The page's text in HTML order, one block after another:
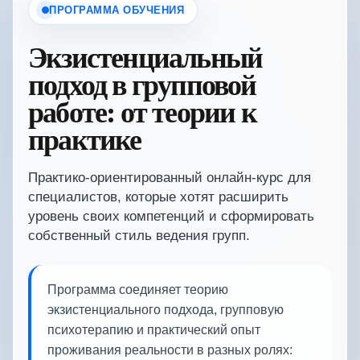
ПРОГРАММА ОБУЧЕНИЯ
Экзистенциальный
подход в групповой
работе: от теории к
практике
Практико-ориентированный онлайн-курс для
специалистов, которые хотят расширить
уровень своих компетенций и сформировать
собственный стиль ведения групп.
Программа соединяет теорию
экзистенциального подхода, групповую
психотерапию и практический опыт
проживания реальности в разных ролях: